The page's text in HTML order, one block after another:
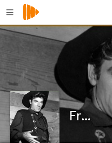
Frontier